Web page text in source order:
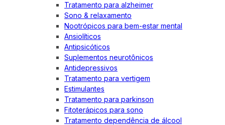
Tratamento para alzheimer
Sono & relaxamento
Nootrópicos para bem-estar mental
Ansiolíticos
Antipsicóticos
Suplementos neurotônicos
Antidepressivos
Tratamento para vertigem
Estimulantes
Tratamento para parkinson
Fitoterápicos para sono
Tratamento dependência de álcool